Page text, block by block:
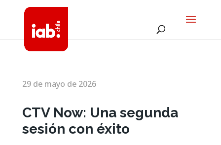
29 de mayo de 2026
CTV Now: Una segunda
sesión con éxito